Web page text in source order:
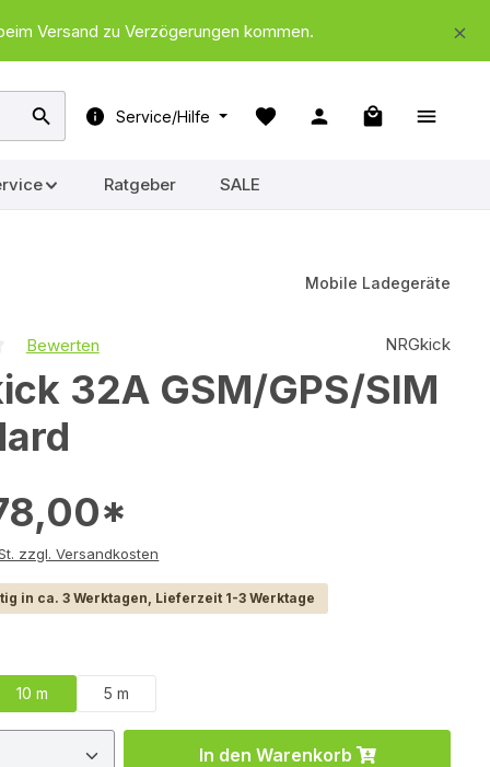
Versand zu Verzögerungen kommen.
Service/Hilfe
Warenkorb
Ratgeber SALE
Mobile Ladegeräte
Bewerten NRGkick
32A GSM/GPS/SIM
inkl. MwSt. zzgl. Versandkosten
in ca. 3 Werktagen, Lieferzeit 1-3 Werktage
10 m 5 m
Gib den gewünschten Wert
In den Warenkorb